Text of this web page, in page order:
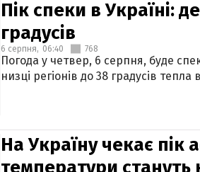
Пік спеки в Україні:
градусів
6 серпня, 06:40 768
Погода у четвер, 6 серпня, буде
низці регіонів до 38 градусів тепла
На Україну чекає пік
температури